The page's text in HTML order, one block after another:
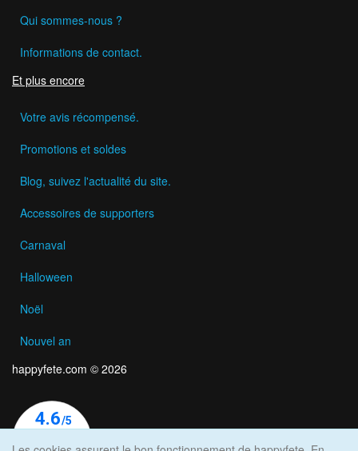
Qui sommes-nous ?
Informations de contact.
Et plus encore
Votre avis récompensé.
Promotions et soldes
Blog, suivez l'actualité du site.
Accessoires de supporters
Carnaval
Halloween
Noël
Nouvel an
happyfete.com © 2026